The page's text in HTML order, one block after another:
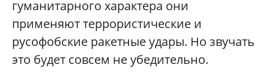
гуманитарного характера они
применяют террористические и
русофобские ракетные удары. Но звучать
это будет совсем не убедительно.